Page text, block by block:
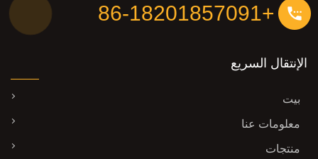
+86-18201857091
الإنتقال السريع
بيت
معلومات عنا
منتجات